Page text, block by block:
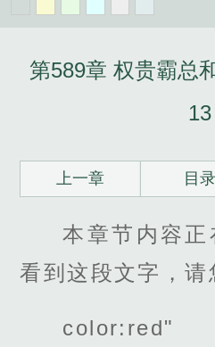
第589章 权贵霸总
13
上一章 目录
本章节内容
看到这段文字，请
color:red"